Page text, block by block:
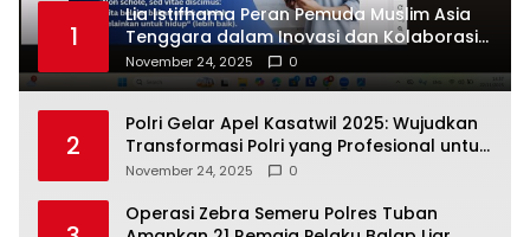
1
Lia Istifhama Peran Pemuda Muslim Asia
Tenggara dalam Inovasi dan Kolaborasi
Internasional
November 24, 2025 0
2
Polri Gelar Apel Kasatwil 2025: Wujudkan
Transformasi Polri yang Profesional untuk
Masyarakat
November 24, 2025 0
Operasi Zebra Semeru Polres Tuban